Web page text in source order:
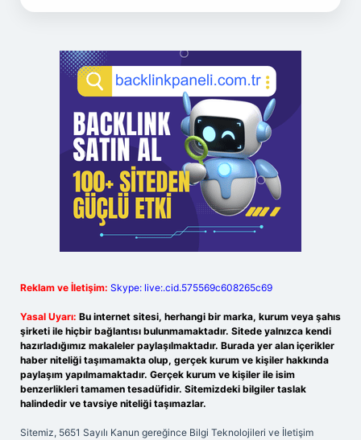
Reklam ve İletişim: Skype: live:.cid.575569c608265c69
Yasal Uyarı: Bu internet sitesi, herhangi bir marka, kurum veya şahıs
şirketi ile hiçbir bağlantısı bulunmamaktadır. Sitede yalnızca kendi
hazırladığımız makaleler paylaşılmaktadır. Burada yer alan içerikler
haber niteliği taşımamakta olup, gerçek kurum ve kişiler hakkında
paylaşım yapılmamaktadır. Gerçek kurum ve kişiler ile isim
benzerlikleri tamamen tesadüfidir. Sitemizdeki bilgiler taslak
halindedir ve tavsiye niteliği taşımazlar.
Sitemiz, 5651 Sayılı Kanun gereğince Bilgi Teknolojileri ve İletişim